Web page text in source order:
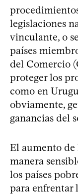
legislaciones
vinculante, o
países
del Comercio
proteger los
como en
obviamente,
ganancias del
El aumento
manera
los países
para enfrentar